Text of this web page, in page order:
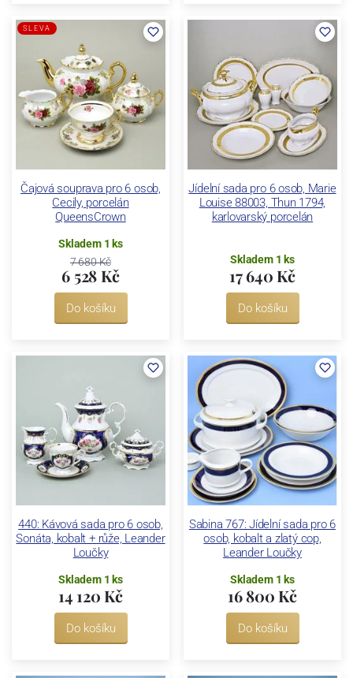
Čajová souprava pro 6 osob,
Cecily, porcelán
QueensCrown
SLEVA
Skladem 1 ks
7 680 Kč
6 528 Kč
Do košíku
Jídelní sada pro 6 osob, Marie
Louise 88003, Thun 1794,
karlovarský porcelán
Skladem 1 ks
17 640 Kč
Do košíku
440: Kávová sada pro 6 osob,
Sonáta, kobalt + růže, Leander
Loučky
Skladem 1 ks
14 120 Kč
Do košíku
Sabina 767: Jídelní sada pro 6
osob, kobalt a zlatý cop,
Leander Loučky
Skladem 1 ks
16 800 Kč
Do košíku